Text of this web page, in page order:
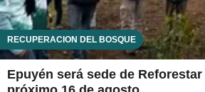
RECUPERACIÓN DEL BOSQUE
Epuyén será sede de Reforestar